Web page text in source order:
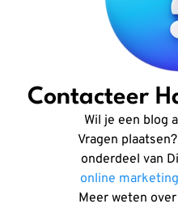
Contacteer
Wil je een blog
Vragen
onderdeel van
online
Meer weten